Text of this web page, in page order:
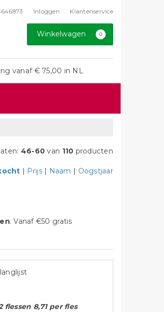
Inloggen Klantenservice
Winkelwagen 0
vanaf € 75,00 in NL
46-60 van 110 producten
| Prijs | Naam | Oogstjaar
. Vanaf €50 gratis
flessen 8,71 per fles